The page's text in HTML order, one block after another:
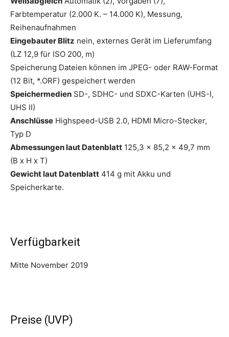
Farbtemperatur (2.000 K. – 14.000 K), Messung,
Reihenaufnahmen
Eingebauter Blitz nein, externes Gerät im Lieferumfang
(LZ 12,9 für ISO 200, m)
Speicherung Dateien können im JPEG- oder RAW-Format
(12 Bit, *.ORF) gespeichert werden
Speichermedien SD-, SDHC- und SDXC-Karten (UHS-I,
UHS II)
Anschlüsse Highspeed-USB 2.0, HDMI Micro-Stecker,
Typ D
Abmessungen laut Datenblatt 125,3 x 85,2 x 49,7 mm
(B x H x T)
Gewicht laut Datenblatt 414 g mit Akku und
Speicherkarte.
Verfügbarkeit
Mitte November 2019
Preise (UVP)